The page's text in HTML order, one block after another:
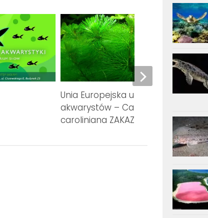
Unia Europejska uderzyła w
akwarystów – Cabomba
caroliniana ZAKAZANA